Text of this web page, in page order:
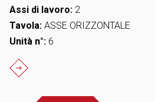
Assi di lavoro: 2
Tavola: ASSE ORIZZONTALE
Unità n°: 6